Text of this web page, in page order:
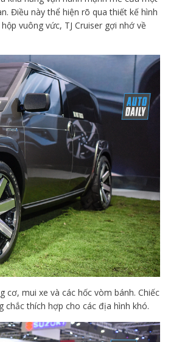
Điều này thể hiện rõ qua thiết kế hình
vuông vức, TJ Cruiser gợi nhớ về
cơ, mui xe và các hốc vòm bánh. Chiếc
thích hợp cho các địa hình khó.